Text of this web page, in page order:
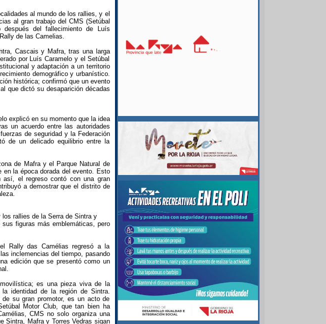
al mundo de los rallies, y el
al gran trabajo del CMS (Setúbal
del fallecimiento de Luís
de las Camelias.
Cascais y Mafra, tras una larga
por Luís Caramelo y el Setúbal
y adaptación a un territorio
demográfico y urbanístico.
histórica; confirmó que un evento
que dictó su desaparición décadas
explicó en su momento que la idea
un acuerdo entre las autoridades
de seguridad y la Federación
de un delicado equilibrio entre la
de Mafra y el Parque Natural de
en la época dorada del evento. Esto
así, el regreso contó con una gran
a demostrar que el distrito de
rallies de la Serra de Sintra y
figuras más emblemáticas, pero
Rally das Camélias regresó a la
inclemencias del tiempo, pasando
edición que se presentó como un
es una pieza viva de la
identidad de la región de Sintra.
su gran promotor, es un acto de
Motor Club, que tan bien ha
CMS no solo organiza una
Sintra, Mafra y Torres Vedras sigan